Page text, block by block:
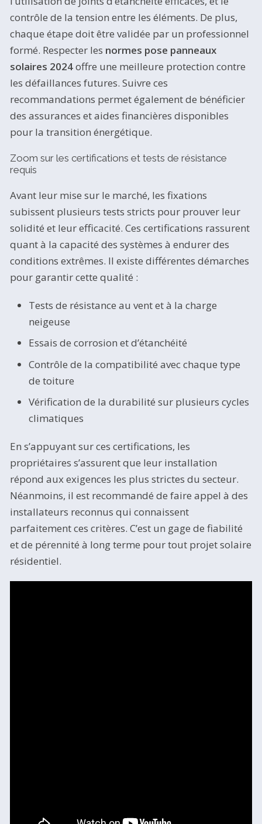
contrôle de la tension entre les éléments. De plus,
chaque étape doit être validée par un professionnel
formé. Respecter les normes pose panneaux
solaires 2024offre une meilleure protection contre
les défaillances futures. Suivre ces
recommandations permet également de bénéficier
des assurances et aides financières disponibles
pour la transition énergétique.
Zoom sur les certifications et tests de résistance
requis
Avant leur mise sur le marché, les fixations
subissent plusieurs tests stricts pour prouver leur
solidité et leur efficacité. Ces certifications rassurent
quant à la capacité des systèmes à endurer des
conditions extrêmes. Il existe différentes démarches
pour garantir cette qualité :
Tests de résistance au vent et à la charge
neigeuse
Essais de corrosion et d’étanchéité
Contrôle de la compatibilité avec chaque type
de toiture
Vérification de la durabilité sur plusieurs cycles
climatiques
En s’appuyant sur ces certifications, les
propriétaires s’assurent que leur installation
répond aux exigences les plus strictes du secteur.
Néanmoins, il est recommandé de faire appel à des
installateurs reconnus qui connaissent
parfaitement ces critères. C’est un gage de fiabilité
et de pérennité à long terme pour tout projet solaire
résidentiel.